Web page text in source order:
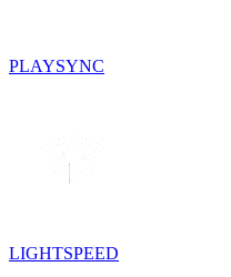
PLAYSYNC
LIGHTSPEED